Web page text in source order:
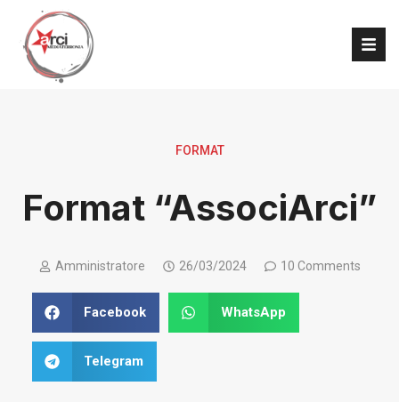
FORMAT
Format “AssociArci”
Amministratore 26/03/2024 10 Comments
Facebook WhatsApp
Telegram